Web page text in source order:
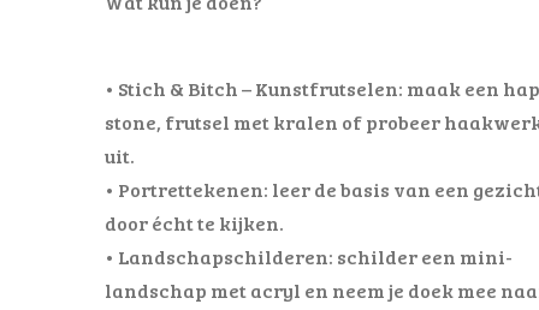
• Stich & Bitch – Kunstfrutselen: maak een
stone, frutsel met kralen of probeer
uit.
• Portrettekenen: leer de basis van een
door écht te kijken.
• Landschapschilderen: schilder een mini-
landschap met acryl en neem je doek mee